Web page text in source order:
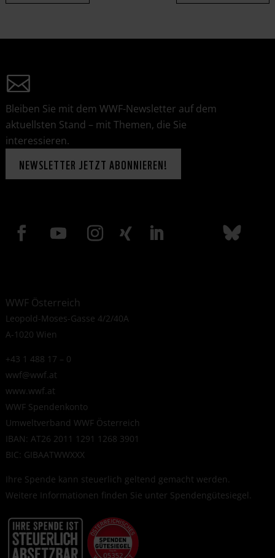
Bleiben Sie mit dem WWF-Newsletter auf dem
aktuellsten Stand – mit Themen, die Sie
interessieren.
NEWSLETTER JETZT ABONNIEREN!
WWF Österreich
Leopold-Moses-Gasse 4/2/40A
A-1020 Wien
+43 1 488 17 – 0
wwf@wwf.at
www.wwf.at
WWF Spendenkonto
Umweltverband WWF Österreich
IBAN: AT26 2011 1291 1268 3901
BIC: GIBAATWWXXX
Ihre Spende kann steuerlich geltend gemacht werden.
Weitere Informationen finden Sie unter Spendengütesiegel